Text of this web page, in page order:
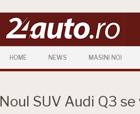
HOME NEWS MASINI NOI
Noul SUV Audi Q3